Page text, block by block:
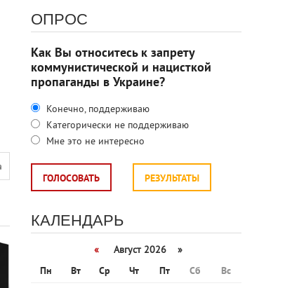
ОПРОС
Как Вы относитесь к запрету
коммунистической и нацисткой
пропаганды в Украине?
Конечно, поддерживаю
Категорически не поддерживаю
Мне это не интересно
ГОЛОСОВАТЬ РЕЗУЛЬТАТЫ
КАЛЕНДАРЬ
«
Август 2026 »
Пн
Вт Ср Чт Пт Сб
Вс